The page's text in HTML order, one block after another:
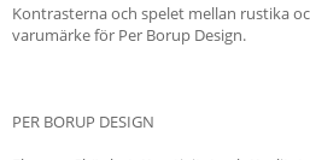
Kontrasterna och spelet mellan rustika
varumärke för Per Borup Design.
PER BORUP DESIGN